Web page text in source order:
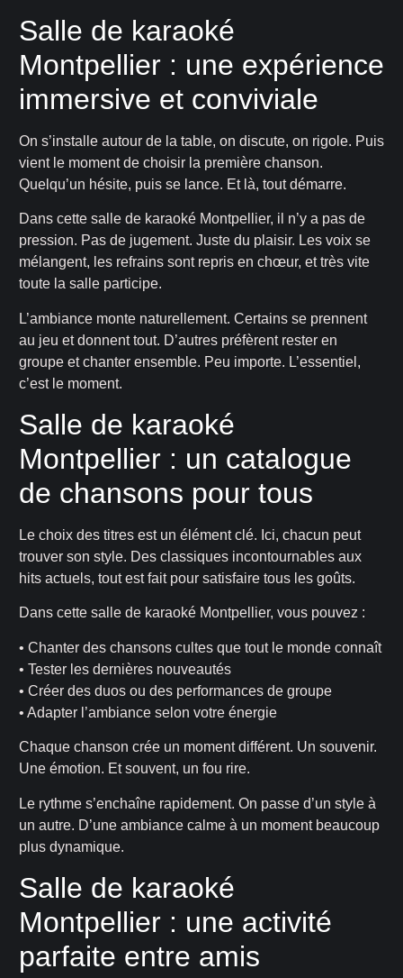
Salle de karaoké
Montpellier : une expérience
immersive et conviviale
On s’installe autour de la table, on discute, on rigole. Puis
vient le moment de choisir la première chanson.
Quelqu’un hésite, puis se lance. Et là, tout démarre.
Dans cette salle de karaoké Montpellier, il n’y a pas de
pression. Pas de jugement. Juste du plaisir. Les voix se
mélangent, les refrains sont repris en chœur, et très vite
toute la salle participe.
L’ambiance monte naturellement. Certains se prennent
au jeu et donnent tout. D’autres préfèrent rester en
groupe et chanter ensemble. Peu importe. L’essentiel,
c’est le moment.
Salle de karaoké
Montpellier : un catalogue
de chansons pour tous
Le choix des titres est un élément clé. Ici, chacun peut
trouver son style. Des classiques incontournables aux
hits actuels, tout est fait pour satisfaire tous les goûts.
Dans cette salle de karaoké Montpellier, vous pouvez :
• Chanter des chansons cultes que tout le monde connaît
• Tester les dernières nouveautés
• Créer des duos ou des performances de groupe
• Adapter l’ambiance selon votre énergie
Chaque chanson crée un moment différent. Un souvenir.
Une émotion. Et souvent, un fou rire.
Le rythme s’enchaîne rapidement. On passe d’un style à
un autre. D’une ambiance calme à un moment beaucoup
plus dynamique.
Salle de karaoké
Montpellier : une activité
parfaite entre amis